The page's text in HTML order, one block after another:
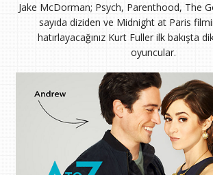
Jake McDorman; Psych, Parenthood, The
sayıda diziden ve Midnight at Paris
hatırlayacağınız Kurt Fuller ilk bakışta
oyuncular.